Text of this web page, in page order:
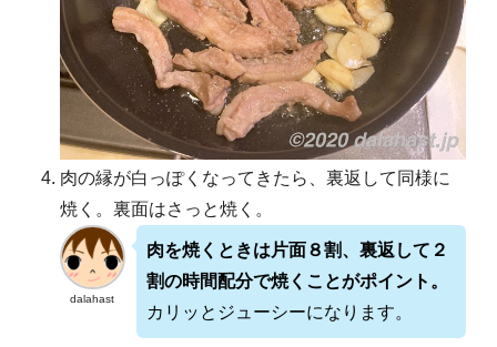
肉の縁が白っぽくなってきたら、裏返して同様に
焼く。裏面はさっと焼く。
dalahast
肉を焼くときは片面８割、裏返して２
割の時間配分で焼くことがポイント。
カリッとジューシーになります。